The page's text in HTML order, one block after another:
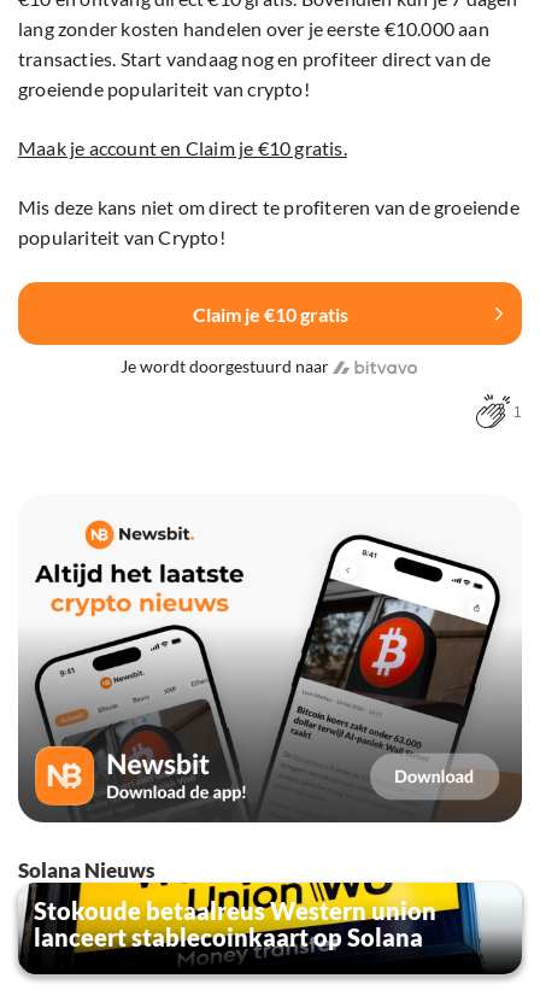
lang zonder kosten handelen over je eerste €10.000 aan
transacties. Start vandaag nog en profiteer direct van de
groeiende populariteit van crypto!
Maak je account en Claim je €10 gratis.
Mis deze kans niet om direct te profiteren van de groeiende
populariteit van Crypto!
Claim je €10 gratis
Je wordt doorgestuurd naar
1
Solana Nieuws
Stokoude betaalreus Western union
lanceert stablecoinkaart op Solana